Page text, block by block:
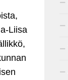
Liisa